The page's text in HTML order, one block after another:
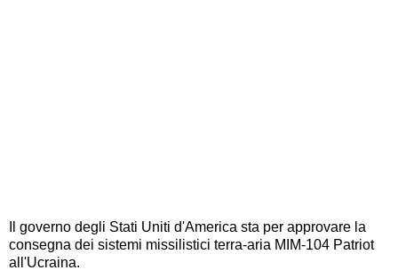
Il governo degli Stati Uniti d'America sta per approvare la
consegna dei sistemi missilistici terra-aria MIM-104 Patriot
all'Ucraina.